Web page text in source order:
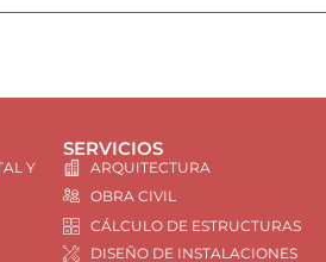
Y
SERVICIOS
ARQUITECTURA
OBRA CIVIL
CÁLCULO DE ESTRUCTURAS
DISEÑO DE INSTALACIONES